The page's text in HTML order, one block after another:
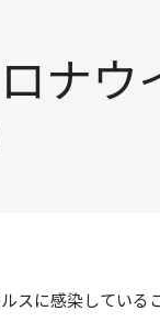
ナ
スに感染してい